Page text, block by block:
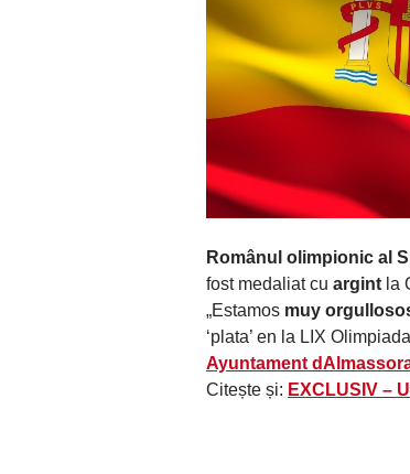
Românul olimpionic al
fost medaliat cu argint la
„Estamos muy
‘plata’ en la LIX
Ayuntament
Citește și: EXCLUSIV –